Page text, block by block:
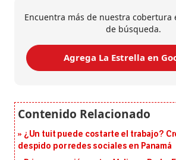
Encuentra más de nuestra cobertura
de búsqueda.
Agrega La Estrella en
¿Un tuit puede costarte el trabajo?
despido por redes sociales en Panamá